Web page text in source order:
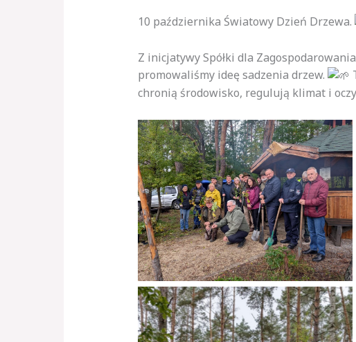
10 października Światowy Dzień Drzewa.
Z inicjatywy Spółki dla
promowaliśmy ideę sadzenia drzew.
chronią środowisko, regulują klimat i
Brak podpisu